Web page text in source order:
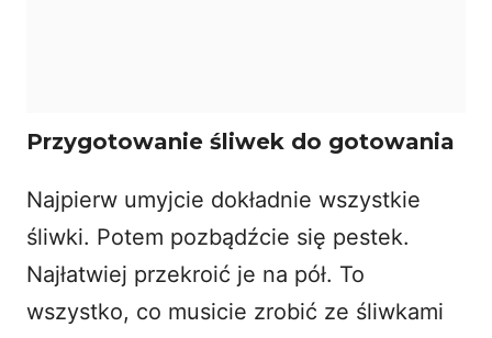
Przygotowanie śliwek do gotowania
Najpierw umyjcie dokładnie wszystkie
śliwki. Potem pozbądźcie się pestek.
Najłatwiej przekroić je na pół. To
wszystko, co musicie zrobić ze śliwkami